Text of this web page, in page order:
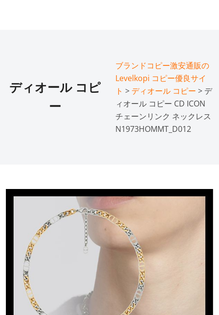
ディオール コピ
ー
ブランドコピー激安通販の
Levelkopi コピー優良サイ
ト > ディオール コピー > デ
ィオール コピー CD ICON
チェーンリンク ネックレス
N1973HOMMT_D012